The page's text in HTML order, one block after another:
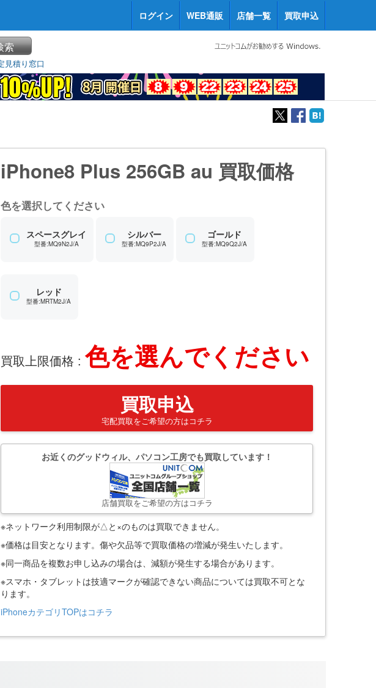
ログイン WEB通販 店舗一覧 買取申込
索
見積り窓口
iPhone8 Plus 256GB au 買取価格
色を選択してください
スペースグレイ
型番:MQ9N2J/A
シルバー
型番:MQ9P2J/A
ゴールド
型番:MQ9Q2J/A
レッド
型番:MRTM2J/A
買取上限価格 :色を選んでください
買取申込
宅配買取をご希望の方はコチラ
お近くのグッドウィル、パソコン工房でも買取しています！
店舗買取をご希望の方はコチラ
※ネットワーク利用制限が△と×のものは買取できません。
※価格は目安となります。傷や欠品等で買取価格の増減が発生いたします。
※同一商品を複数お申し込みの場合は、減額が発生する場合があります。
※スマホ・タブレットは技適マークが確認できない商品については買取不可とな
ります。
iPhoneカテゴリTOPはコチラ